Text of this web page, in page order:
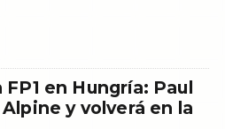
en Hungría: Paul
y volverá en la